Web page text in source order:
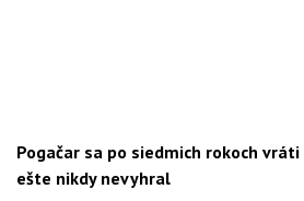
Pogačar sa po siedmich rokoch
ešte nikdy nevyhral